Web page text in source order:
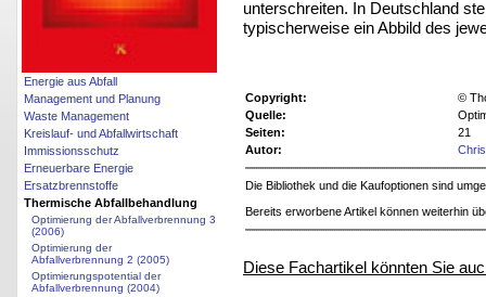
Energie aus Abfall
Management und Planung
Waste Management
Kreislauf- und Abfallwirtschaft
Immissionsschutz
Erneuerbare Energie
Ersatzbrennstoffe
Thermische Abfallbehandlung
Optimierung der Abfallverbrennung 3
(2006)
Optimierung der
Abfallverbrennung 2 (2005)
Optimierungspotential der
Abfallverbrennung (2004)
unterschreiten. In Deutschland
typischerweise ein Abbild des
Copyright:
©
Quelle:
Seiten:
21
Autor:
Die Bibliothek und die Kaufoptionen sind
Bereits erworbene Artikel können weiterhin
Diese Fachartikel könnten Sie